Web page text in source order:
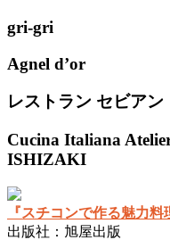
gri-gri
Agnel d’or
レストラン セビアン
Cucina Italiana
ISHIZAKI
『スチコンで作る魅力料
出版社：旭屋出版